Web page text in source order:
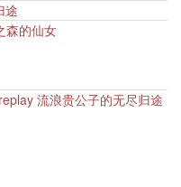
途
森的仙女
流浪贵公子的无尽归途